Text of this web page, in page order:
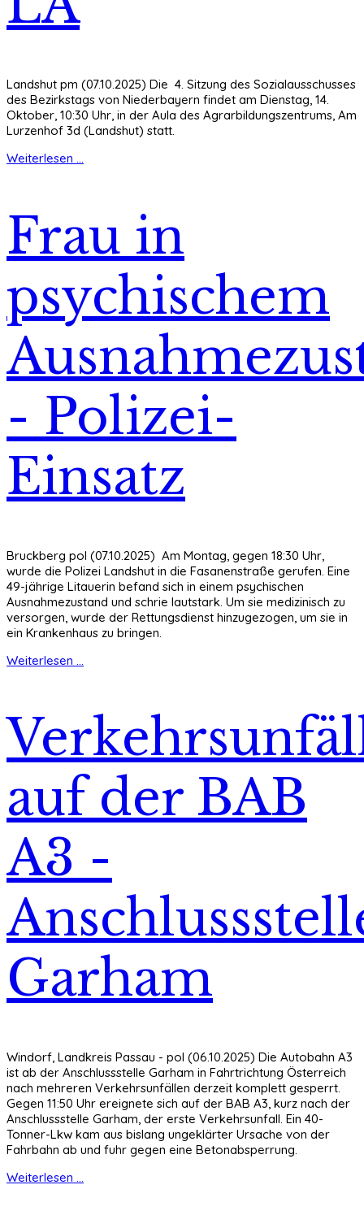
Landshut pm (07.10.2025) Die 4. Sitzung des Sozialausschusses
des Bezirkstags von Niederbayern findet am Dienstag, 14.
Oktober, 10:30 Uhr, in der Aula des Agrarbildungszentrums, Am
Lurzenhof 3d (Landshut) statt.
Weiterlesen ...
Frau in
psychischem
- Polizei-
Einsatz
Bruckberg pol (07.10.2025) Am Montag, gegen 18:30 Uhr,
wurde die Polizei Landshut in die Fasanenstraße gerufen. Eine
49-jährige Litauerin befand sich in einem psychischen
Ausnahmezustand und schrie lautstark. Um sie medizinisch zu
versorgen, wurde der Rettungsdienst hinzugezogen, um sie in
ein Krankenhaus zu bringen.
Weiterlesen ...
auf der BAB
A3 -
Garham
Windorf, Landkreis Passau - pol (06.10.2025) Die Autobahn A3
ist ab der Anschlussstelle Garham in Fahrtrichtung Österreich
nach mehreren Verkehrsunfällen derzeit komplett gesperrt.
Gegen 11:50 Uhr ereignete sich auf der BAB A3, kurz nach der
Anschlussstelle Garham, der erste Verkehrsunfall. Ein 40-
Tonner-Lkw kam aus bislang ungeklärter Ursache von der
Fahrbahn ab und fuhr gegen eine Betonabsperrung.
Weiterlesen ...